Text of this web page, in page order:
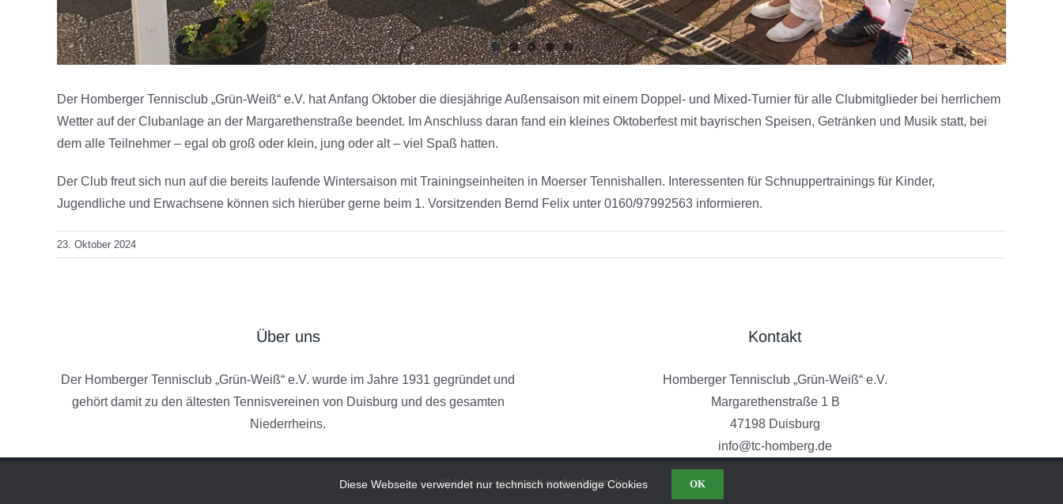
Der Homberger Tennisclub „Grün-Weiß“ e.V. hat Anfang Oktober die diesjährige Außensaison mit einem Doppel- und Mixed-Turnier für alle Clubmitglieder bei herrlichem
Wetter auf der Clubanlage an der Margarethenstraße beendet. Im Anschluss daran fand ein kleines Oktoberfest mit bayrischen Speisen, Getränken und Musik statt, bei
dem alle Teilnehmer – egal ob groß oder klein, jung oder alt – viel Spaß hatten.
Der Club freut sich nun auf die bereits laufende Wintersaison mit Trainingseinheiten in Moerser Tennishallen. Interessenten für Schnuppertrainings für Kinder,
Jugendliche und Erwachsene können sich hierüber gerne beim 1. Vorsitzenden Bernd Felix unter 0160/97992563 informieren.
23. Oktober 2024
Über uns
Der Homberger Tennisclub „Grün-Weiß“ e.V. wurde im Jahre 1931 gegründet und
gehört damit zu den ältesten Tennisvereinen von Duisburg und des gesamten
Niederrheins.
Kontakt
Homberger Tennisclub „Grün-Weiß“ e.V.
Margarethenstraße 1 B
47198 Duisburg
info@tc-homberg.de
Webdesign vonwww.it-mediendesign.de
Diese Webseite verwendet nur technisch notwendige Cookies OK